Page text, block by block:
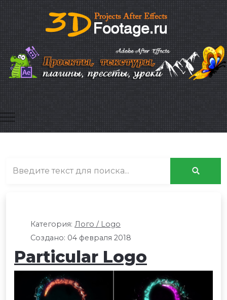
Mobile Menu Toggle
Категория: Лого / Logo
Создано: 04 февраля 2018
Particular Logo